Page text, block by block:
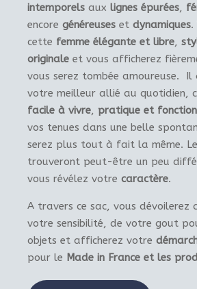
intemporels aux lignes épurées,
encore généreuses et dynamiques.
cette femme élégante et libre,
originale et vous afficherez
vous serez tombée amoureuse. Il
votre meilleur allié au quotidien,
facile à vivre, pratique et
vos tenues dans une belle
serez plus tout à fait la même.
trouveront peut-être un peu
vous révélez votre caractère.
A travers ce sac, vous dévoilerez
votre sensibilité, de votre gout
objets et afficherez votre
pour le Made in France et les